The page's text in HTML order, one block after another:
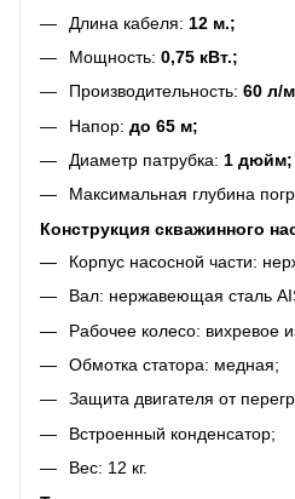
Длина кабеля: 12 м.;
Мощность: 0,75 кВт.;
Производительность: 60 л/
Напор: до 65 м;
Диаметр патрубка: 1 дюйм;
Максимальная глубина
Конструкция скважинного
Корпус насосной части:
Вал: нержавеющая сталь
Рабочее колесо: вихревое
Обмотка статора: медная;
Защита двигателя от
Встроенный конденсатор;
Вес: 12 кг.